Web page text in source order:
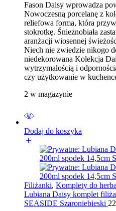
Fason Daisy wprowadza
Nowoczesną porcelanę z
reliefowa forma, która
stokrotkę. Śnieżnobiała
aranżacji wiosennej
Niech nie zwiedzie nikogo
niedekorowana Kolekcja
wytrzymałością i
czy użytkowanie w
2 w magazynie
Dodaj do koszyka
Filiżanki, Komplety do
Lubiana Daisy komplet
SEASIDE Szaroniebieski